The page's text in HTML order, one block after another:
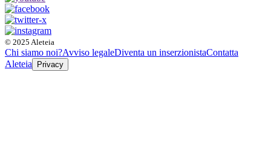
© 2025 Aleteia
Chi siamo noi?Avviso legaleDiventa un inserzionistaContatta
Aleteia
Privacy